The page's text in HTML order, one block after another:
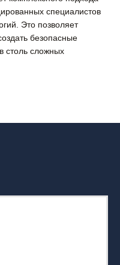
специалистов
Это позволяет
безопасные
столь сложных